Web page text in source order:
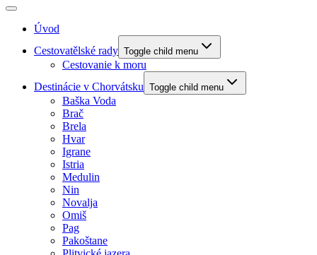
Úvod
Cestovatělské rady Toggle child menu
Cestovanie k moru
Destinácie v Chorvátsku Toggle child menu
Baška Voda
Brač
Brela
Hvar
Igrane
Istria
Medulin
Nin
Novalja
Omiš
Pag
Pakoštane